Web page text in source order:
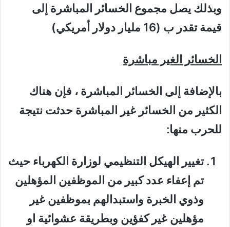
وبذلك يصل مجموع الخسائر المباشرة إلى
قيمة تقدر ب (16 مليار دولار أمريكي)
الخسائر الغير مباشرة
بالإضافة إلى الخسائر المباشرة ، فإن هناك
الكثير من الخسائر غير المباشرة حدثت نتيجة
للحرب منها:
تغيير الهيكل التنظيمي لوزارة الكهرباء حيث
تم إعفاء عدد كبير من الموظفين المؤهلين
وذوي الخبرة واستبدالهم بموظفين غير
مؤهلين غير كفؤين وبطريقة عشوائية او